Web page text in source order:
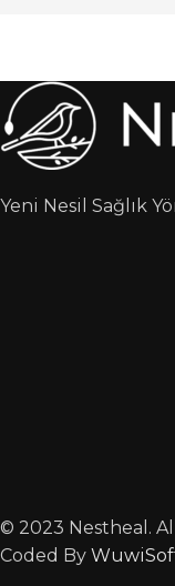
Yeni Nesil Sağlık
© 2023 Nestheal.
Coded By